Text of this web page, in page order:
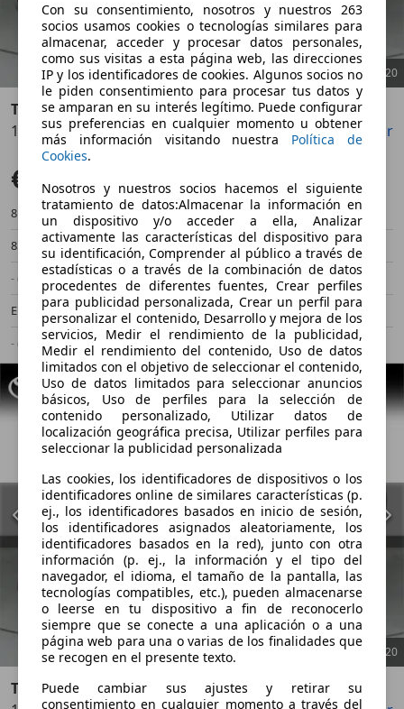
Anterior
20
Toyota Yaris
120H 1.5 Active Plus
Guardar Compartir
€ 20.990
8.680 km
09/2025
85 kW (116 CV)
Ocasión
- (Propietarios)
Automático
Electro/Gasolina
2,8 l/100 km (mixto)
- (g/km)
-/-
20
Toyota Yaris
Con su consentimiento, nosotros y nuestros 263
socios usamos cookies o tecnologías similares para
almacenar, acceder y procesar datos personales,
como sus visitas a esta página web, las direcciones
IP y los identificadores de cookies. Algunos socios no
le piden consentimiento para procesar tus datos y
se amparan en su interés legítimo. Puede configurar
sus preferencias en cualquier momento u obtener
más información visitando nuestra Política de
Cookies.
Nosotros y nuestros socios hacemos el siguiente
tratamiento de datos:Almacenar la información en
un dispositivo y/o acceder a ella, Analizar
activamente las características del dispositivo para
su identificación, Comprender al público a través de
estadísticas o a través de la combinación de datos
procedentes de diferentes fuentes, Crear perfiles
para publicidad personalizada, Crear un perfil para
personalizar el contenido, Desarrollo y mejora de los
servicios, Medir el rendimiento de la publicidad,
Medir el rendimiento del contenido, Uso de datos
limitados con el objetivo de seleccionar el contenido,
Uso de datos limitados para seleccionar anuncios
básicos, Uso de perfiles para la selección de
contenido personalizado, Utilizar datos de
localización geográfica precisa, Utilizar perfiles para
seleccionar la publicidad personalizada
Las cookies, los identificadores de dispositivos o los
identificadores online de similares características (p.
ej., los identificadores basados en inicio de sesión,
los identificadores asignados aleatoriamente, los
identificadores basados en la red), junto con otra
información (p. ej., la información y el tipo del
navegador, el idioma, el tamaño de la pantalla, las
tecnologías compatibles, etc.), pueden almacenarse
o leerse en tu dispositivo a fin de reconocerlo
siempre que se conecte a una aplicación o a una
página web para una o varias de los finalidades que
se recogen en el presente texto.
Puede cambiar sus ajustes y retirar su
consentimiento en cualquier momento a través del